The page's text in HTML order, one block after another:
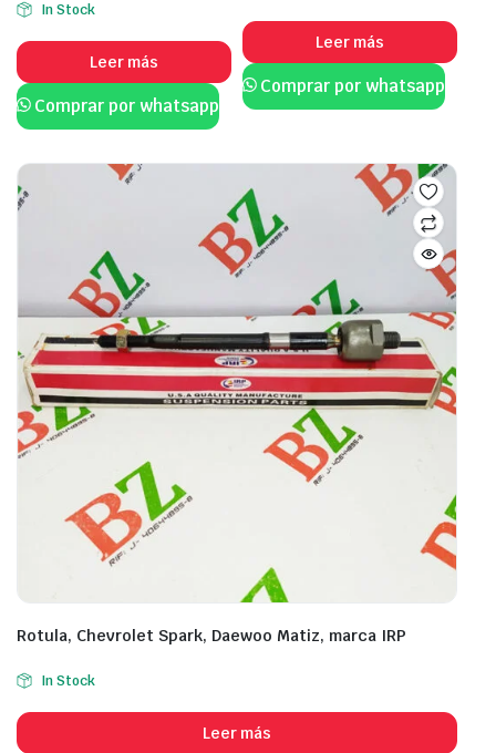
In Stock
Leer más
Comprar por whatsapp
Leer más
Comprar por whatsapp
Rotula, Chevrolet Spark, Daewoo Matiz, marca IRP
In Stock
Leer más